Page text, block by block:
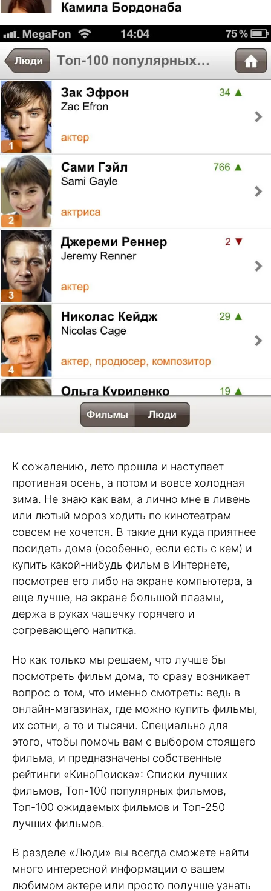
К сожалению, лето прошла и наступает
противная осень, а потом и вовсе холодная
зима. Не знаю как вам, а лично мне в ливень
или лютый мороз ходить по кинотеатрам
совсем не хочется. В такие дни куда приятнее
посидеть дома (особенно, если есть с кем) и
купить какой-нибудь фильм в Интернете,
посмотрев его либо на экране компьютера, а
еще лучше, на экране большой плазмы,
держа в руках чашечку горячего и
согревающего напитка.
Но как только мы решаем, что лучше бы
посмотреть фильм дома, то сразу возникает
вопрос о том, что именно смотреть: ведь в
онлайн-магазинах, где можно купить фильмы,
их сотни, а то и тысячи. Специально для
этого, чтобы помочь вам с выбором стоящего
фильма, и предназначены собственные
рейтинги «КиноПоиска»: Списки лучших
фильмов, Топ-100 популярных фильмов,
Топ-100 ожидаемых фильмов и Топ-250
лучших фильмов.
В разделе «Люди» вы всегда сможете найти
много интересной информации о вашем
любимом актере или просто получше узнать